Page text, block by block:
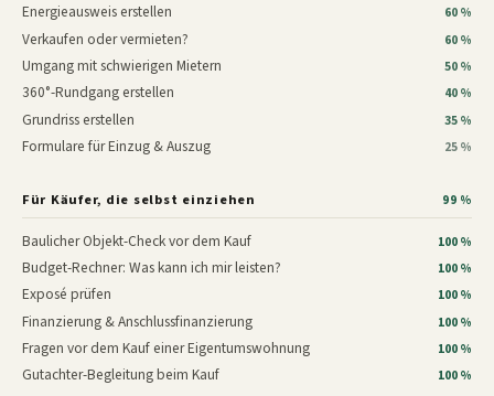
Energieausweis erstellen 60 %
Verkaufen oder vermieten? 60 %
Umgang mit schwierigen Mietern 50 %
360°-Rundgang erstellen 40 %
Grundriss erstellen 35 %
Formulare für Einzug & Auszug 25 %
Für Käufer, die selbst einziehen 99 %
Baulicher Objekt-Check vor dem Kauf 100 %
Budget-Rechner: Was kann ich mir leisten? 100 %
Exposé prüfen 100 %
Finanzierung & Anschlussfinanzierung 100 %
Fragen vor dem Kauf einer Eigentumswohnung 100 %
Gutachter-Begleitung beim Kauf 100 %